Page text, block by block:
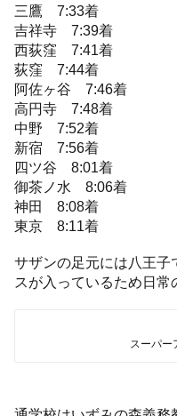
三鷹 7:33着
吉祥寺 7:39着
西荻窪 7:41着
荻窪 7:44着
阿佐ヶ谷 7:46着
高円寺 7:48着
中野 7:52着
新宿 7:56着
四ツ谷 8:01着
御茶ノ水 8:06着
神田 8:08着
東京 8:11着
サザンの足元には八王
スが入っているため日常
スーパー